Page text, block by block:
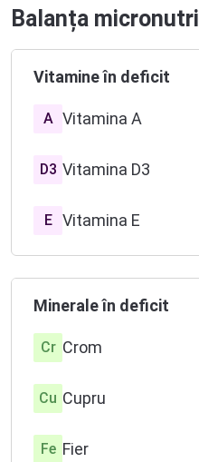
Balanța
Vitamine în deficit
A Vitamina A
D3 Vitamina D3
E Vitamina E
Minerale în deficit
Cr Crom
Cu Cupru
Fe Fier